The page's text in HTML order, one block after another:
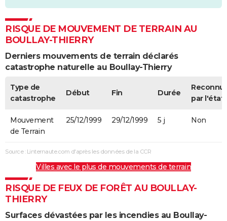
RISQUE DE MOUVEMENT DE TERRAIN AU
BOULLAY-THIERRY
Derniers mouvements de terrain déclarés
catastrophe naturelle au Boullay-Thierry
Type de
catastrophe
Début Fin Durée
par l'état
Mouvement
de Terrain
25/12/1999 29/12/1999 5 j Non
Source : Linternaute.com d'après les données de la CCR
Villes avec le plus de mouvements de terrain
RISQUE DE FEUX DE FORÊT AU BOULLAY-
THIERRY
Surfaces dévastées par les incendies au Boullay-